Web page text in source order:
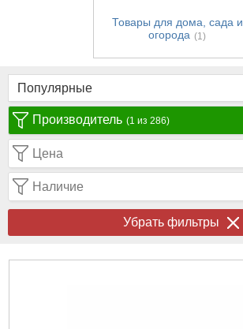
Товары для дома, сада и
огорода (1)
Производитель (1 из 286)
Цена
Наличие
Убрать фильтры